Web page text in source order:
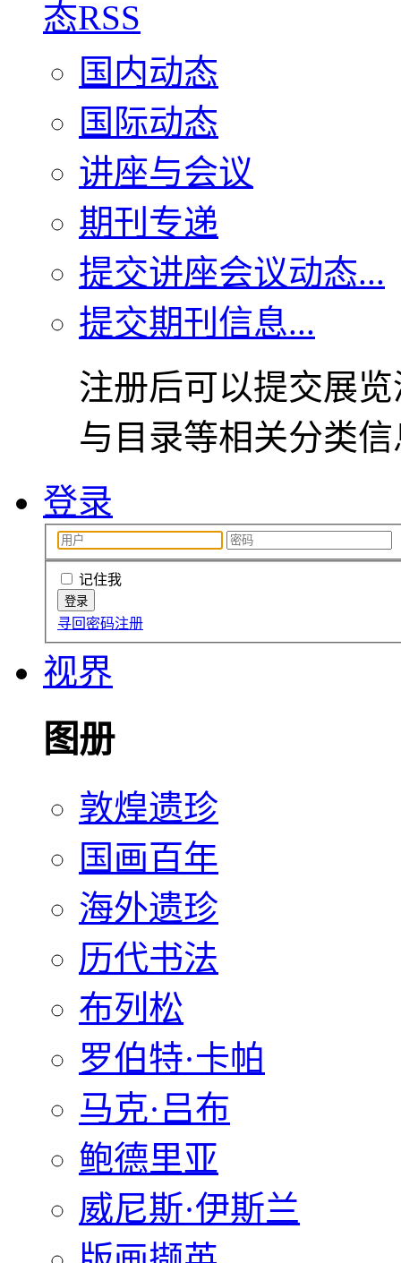
国内动态
国际动态
讲座与会议
期刊专递
提交讲座会议动态...
提交期刊信息...
注册后可以提交展
与目录等相关分类
登录
记住我
寻回密码注册
视界
图册
敦煌遗珍
国画百年
海外遗珍
历代书法
布列松
罗伯特·卡帕
马克·吕布
鲍德里亚
威尼斯·伊斯兰